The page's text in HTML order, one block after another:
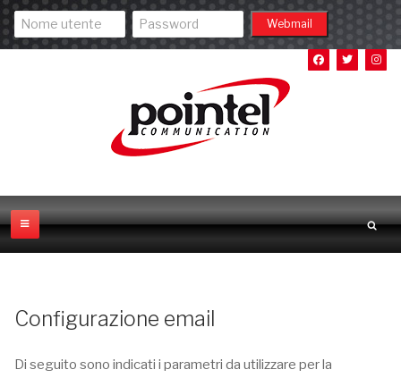
Configurazione email
Di seguito sono indicati i parametri da utilizzare per la